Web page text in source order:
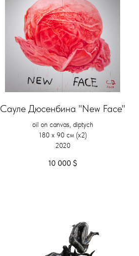
Сауле Дюсенбина "New Face"
oil on canvas, diptych
180 x 90 см (х2)
2020
10 000 $